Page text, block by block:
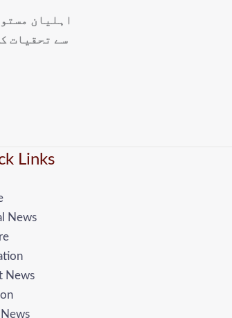
اہلیان
سے تحقیات
Links
News
News